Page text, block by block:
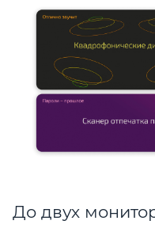
До двух